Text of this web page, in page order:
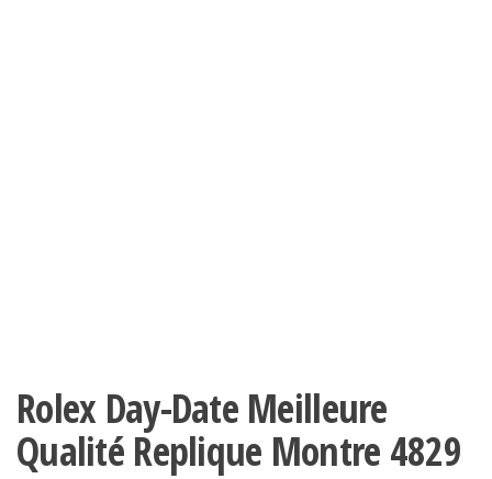
Rolex Day-Date Meilleure
Qualité Replique Montre 4829